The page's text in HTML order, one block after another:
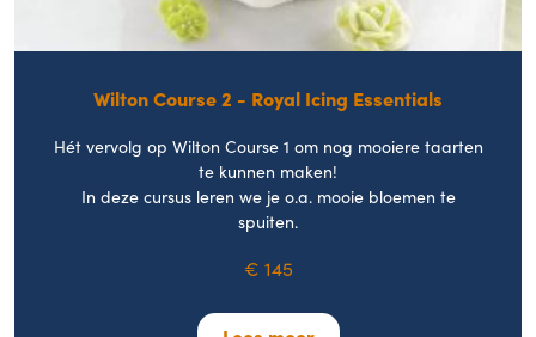
Wilton Course 2 - Royal Icing Essentials
Hét vervolg op Wilton Course 1 om nog mooiere taarten
te kunnen maken!
In deze cursus leren we je o.a. mooie bloemen te
spuiten.
€ 145